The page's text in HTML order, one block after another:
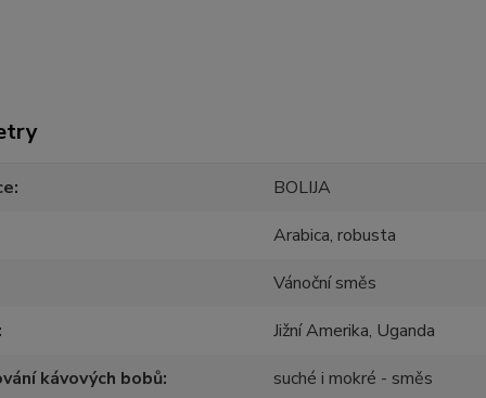
BOLIJA
Arabica, robusta
Vánoční směs
Jižní Amerika, Uganda
kávových bobů
suché i mokré - směs